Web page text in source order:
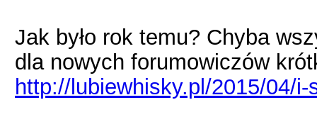
Jak było rok temu? Chyba
dla nowych forumowiczów
http://lubiewhisky.pl/2015/04/